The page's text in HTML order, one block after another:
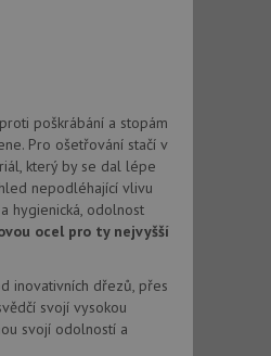
poškrábání a stopám
Pro ošetřování stačí v
který by se dal lépe
nepodléhající vlivu
hygienická, odolnost
ocel pro ty nejvyšší
inovativních dřezů, přes
svojí vysokou
svojí odolností a